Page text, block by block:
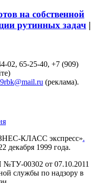
на собственной
рутинных задач |
02, 65-25-40, +7 (909)
(реклама).
КЛАСС экспресс».
декабря 1999 года.
№ТУ-00302 от 07.10.2011
службы по надзору в